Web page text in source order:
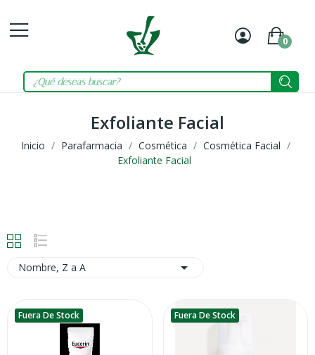
Mi
0
Exfoliante Facial
Inicio Parafarmacia Cosmética
Cosmética Facial
Exfoliante Facial
Nombre, Z a A 
Fuera De Stock Fuera De Stock